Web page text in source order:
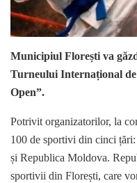
Municipiul Florești va
Turneului Internațional
Open”.
Potrivit organizatorilor, la
100 de sportivi din cinci țări:
și Republica Moldova.
sportivii din Florești, care